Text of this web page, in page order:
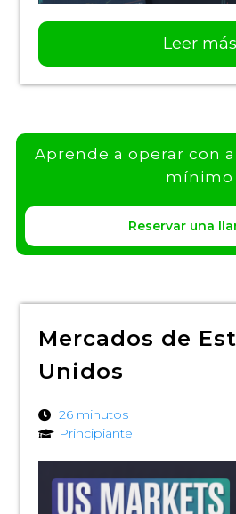
Leer más
Aprende a operar con
mínimo
Reservar una
Mercados de
Unidos
26 minutos
Principiante